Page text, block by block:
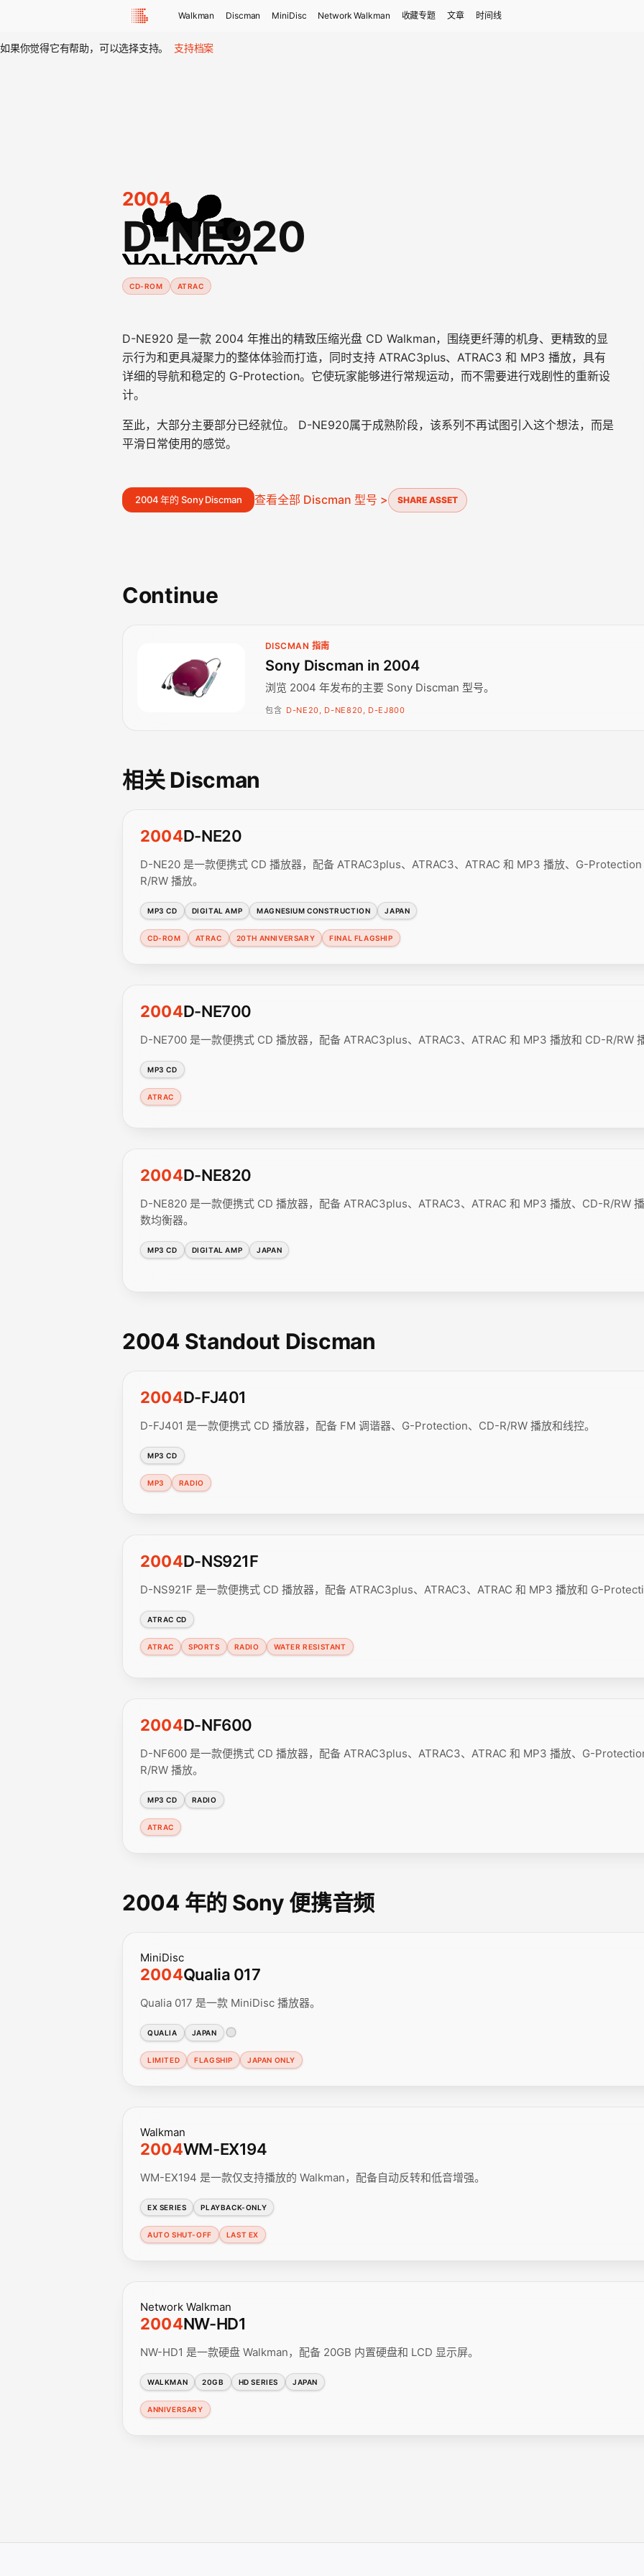
Walkman Discman MiniDisc Network Walkman 收藏专题 文章 时间线
如果你觉得它有帮助，可以选择支持。 支持档案
2004
D-NE920
CD-ROM ATRAC
D-NE920 是一款 2004 年推出的精致压缩光盘 CD Walkman，围绕更纤薄的机身、更精致的显
示行为和更具凝聚力的整体体验而打造，同时支持 ATRAC3plus、ATRAC3 和 MP3 播放，具有
详细的导航和稳定的 G-Protection。它使玩家能够进行常规运动，而不需要进行戏剧性的重新设
计。
至此，大部分主要部分已经就位。 D-NE920属于成熟阶段，该系列不再试图引入这个想法，而是
平滑日常使用的感觉。
2004 年的 Sony Discman 查看全部 Discman 型号 > SHARE ASSET
Continue
DISCMAN 指南
Sony Discman in 2004
浏览 2004 年发布的主要 Sony Discman 型号。
包含 D-NE20, D-NE820, D-EJ800
相关 Discman
2004D-NE20
D-NE20 是一款便携式 CD 播放器，配备 ATRAC3plus、ATRAC3、ATRAC 和 MP3 播放、G-
R/RW 播放。
MP3 CD DIGITAL AMP MAGNESIUM CONSTRUCTION JAPAN
CD-ROM ATRAC 20TH ANNIVERSARY FINAL FLAGSHIP
2004D-NE700
D-NE700 是一款便携式 CD 播放器，配备 ATRAC3plus、ATRAC3、ATRAC 和 MP3 播放和 CD-R/RW
MP3 CD
ATRAC
2004D-NE820
D-NE820 是一款便携式 CD 播放器，配备 ATRAC3plus、ATRAC3、ATRAC 和 MP3 播放、CD-R/RW
数均衡器。
MP3 CD DIGITAL AMP JAPAN
2004 Standout Discman
2004D-FJ401
D-FJ401 是一款便携式 CD 播放器，配备 FM 调谐器、G-Protection、CD-R/RW 播放和线控。
MP3 CD
MP3 RADIO
2004D-NS921F
D-NS921F 是一款便携式 CD 播放器，配备 ATRAC3plus、ATRAC3、ATRAC 和 MP3 播放和 G-
ATRAC CD
ATRAC SPORTS RADIO WATER RESISTANT
2004D-NF600
D-NF600 是一款便携式 CD 播放器，配备 ATRAC3plus、ATRAC3、ATRAC 和 MP3 播放、G-
R/RW 播放。
MP3 CD RADIO
ATRAC
2004 年的 Sony 便携音频
MiniDisc
2004Qualia 017
Qualia 017 是一款 MiniDisc 播放器。
QUALIA JAPAN
LIMITED FLAGSHIP JAPAN ONLY
Walkman
2004WM-EX194
WM-EX194 是一款仅支持播放的 Walkman，配备自动反转和低音增强。
EX SERIES PLAYBACK-ONLY
AUTO SHUT-OFF LAST EX
Network Walkman
2004NW-HD1
NW-HD1 是一款硬盘 Walkman，配备 20GB 内置硬盘和 LCD 显示屏。
WALKMAN 20GB HD SERIES JAPAN
ANNIVERSARY